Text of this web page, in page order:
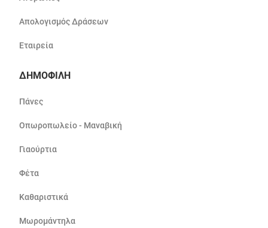
Απολογισμός Δράσεων
Εταιρεία
ΔΗΜΟΦΙΛΗ
Πάνες
Οπωροπωλείο - Μαναβική
Γιαούρτια
Φέτα
Καθαριστικά
Μωρομάντηλα